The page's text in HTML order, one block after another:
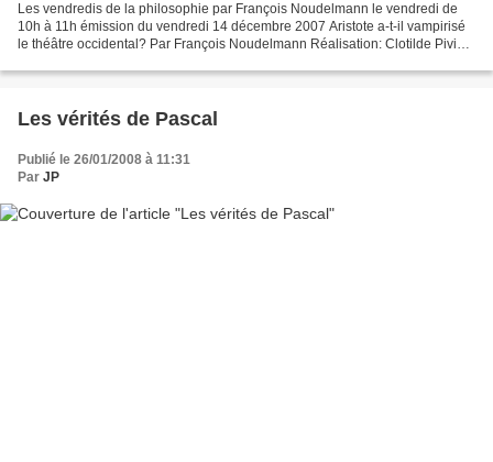
Les vendredis de la philosophie par François Noudelmann le vendredi de
10h à 11h émission du vendredi 14 décembre 2007 Aristote a-t-il vampirisé
le théâtre occidental? Par François Noudelmann Réalisation: Clotilde Pivin
Les vérités de Pascal
Publié le 26/01/2008 à 11:31
Par JP